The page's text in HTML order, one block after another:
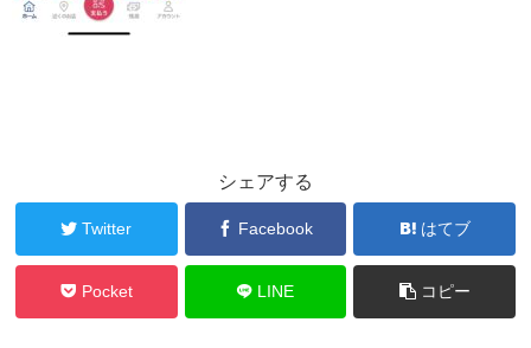
シェアする
Twitter Facebook はてブ
Pocket LINE コピー